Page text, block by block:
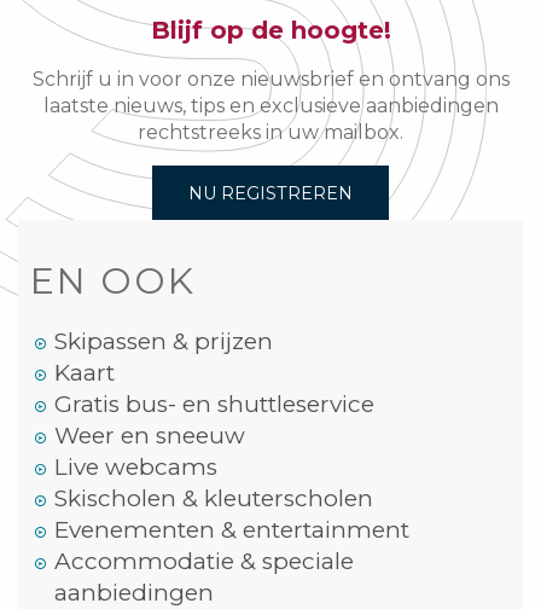
Blijf op de hoogte!
Schrijf u in voor onze nieuwsbrief en ontvang ons
laatste nieuws, tips en exclusieve aanbiedingen
rechtstreeks in uw mailbox.
NU REGISTREREN
EN OOK
Skipassen & prijzen
Kaart
Gratis bus- en shuttleservice
Weer en sneeuw
Live webcams
Skischolen & kleuterscholen
Evenementen & entertainment
Accommodatie & speciale
aanbiedingen